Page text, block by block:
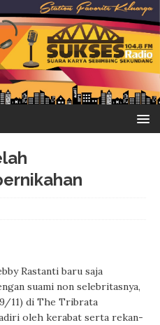
Rastanti baru saja
suami non selebritasnya,
11) di The Tribrata
oleh kerabat serta rekan-